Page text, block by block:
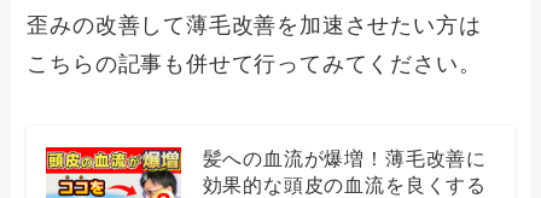
歪みの改善して薄毛改善を加速させたい方は
こちらの記事も併せて行ってみてください。
髪への血流が爆増！薄毛改善に
効果的な頭皮の血流を良くする